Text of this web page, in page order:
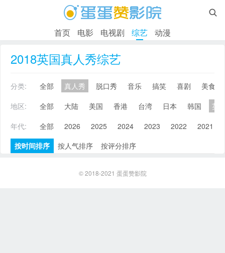

首页 电影 电视剧 综艺 动漫
2018英国真人秀综艺
分类: 全部 真人秀 脱口秀 音乐 搞笑 喜剧
美食
地区:
全部 大陆 美国 香港 台湾 日本 韩国
英
年代:
全部 2026 2025 2024 2023 2022 2021
按时间排序
按人气排序 按评分排序
© 2018-2021 蛋蛋赞影院